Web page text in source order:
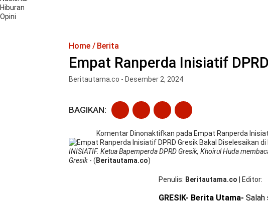
Hiburan
Opini
Home Berita
Empat Ranperda Inisiatif
Beritautama.co - Desember 2, 2024
BAGIKAN:
Komentar Dinonaktifkan pada Empat Ranperda
INISIATIF. Ketua Bapemperda DPRD Gresik, Khoirul Huda
Gresik - ( Beritautama.co)
Penulis Beritautama.co Editor
GRESIK- Berita Utama- Salah